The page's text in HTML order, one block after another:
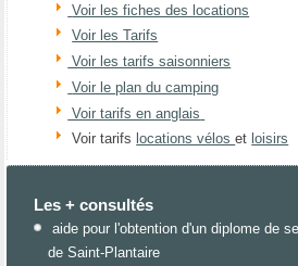
Voir les fiches des locations
Voir les Tarifs
Voir les tarifs saisonniers
Voir le plan du camping
Voir tarifs en anglais
Voir tarifs locations véloset loisirs
Les + consultés
aide pour l'obtention d'un diplome de
de Saint-Plantaire